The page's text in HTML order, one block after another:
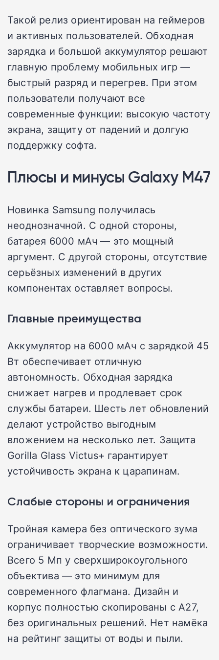
Такой релиз ориентирован на геймеров
и активных пользователей. Обходная
зарядка и большой аккумулятор решают
главную проблему мобильных игр —
быстрый разряд и перегрев. При этом
пользователи получают все
современные функции: высокую частоту
экрана, защиту от падений и долгую
поддержку софта.
Плюсы и минусы Galaxy M47
Новинка Samsung получилась
неоднозначной. С одной стороны,
батарея 6000 мАч — это мощный
аргумент. С другой стороны, отсутствие
серьёзных изменений в других
компонентах оставляет вопросы.
Главные преимущества
Аккумулятор на 6000 мАч с зарядкой 45
Вт обеспечивает отличную
автономность. Обходная зарядка
снижает нагрев и продлевает срок
службы батареи. Шесть лет обновлений
делают устройство выгодным
вложением на несколько лет. Защита
Gorilla Glass Victus+ гарантирует
устойчивость экрана к царапинам.
Слабые стороны и ограничения
Тройная камера без оптического зума
ограничивает творческие возможности.
Всего 5 Мп у сверхширокоугольного
объектива — это минимум для
современного флагмана. Дизайн и
корпус полностью скопированы с A27,
без оригинальных решений. Нет намёка
на рейтинг защиты от воды и пыли.